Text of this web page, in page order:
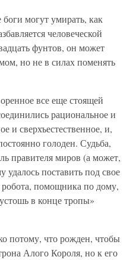
могут умирать, как
человеческой
фунтов, он может
но не в силах поменять
все еще стоящей
рациональное и
и сверхъестественное, и,
голоден. Судьба,
правителя миров (а может,
поставить под свое
робота, помощника по дому,
в конце тропы»
потому, что рожден, чтобы
Алого Короля, но к его